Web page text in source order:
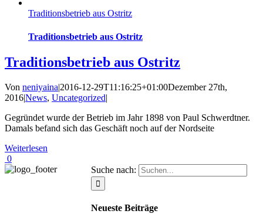
Traditionsbetrieb aus Ostritz
Traditionsbetrieb aus Ostritz
Traditionsbetrieb aus Ostritz
Von neniyaina|2016-12-29T11:16:25+01:00Dezember 27th,
2016|News, Uncategorized|
Gegründet wurde der Betrieb im Jahr 1898 von Paul Schwerdtner.
Damals befand sich das Geschäft noch auf der Nordseite
Weiterlesen
0
Suche nach:
Neueste Beiträge